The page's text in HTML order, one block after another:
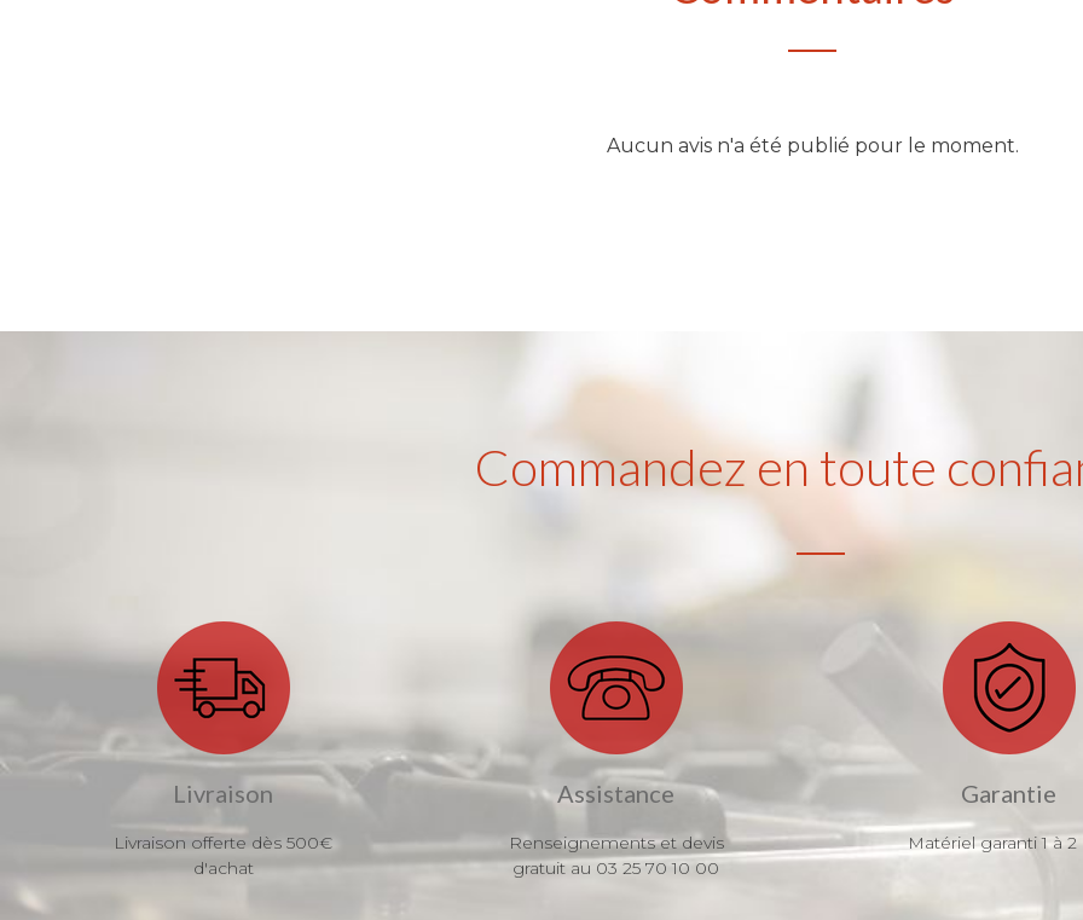
Aucun avis n'a été publié pour le moment.
Commandez en toute
Livraison
Livraison offerte dès 500€
d'achat
Assistance
Renseignements et devis
gratuit au 03 25 70 10 00
Garantie
Matériel garanti 1 à 2